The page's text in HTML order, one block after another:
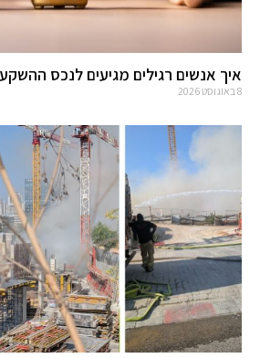
איך אנשים רגילים מגיעים לנכס
8 באוגוסט 2026